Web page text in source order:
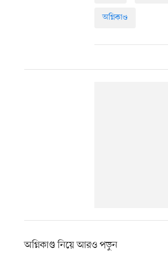
অগ্নিকাণ্ড
অগ্নিকাণ্ড নিয়ে আরও পড়ুন